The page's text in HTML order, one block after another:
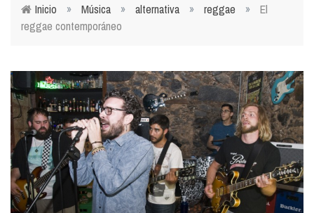
Usted está aquí
Inicio » Música » alternativa » reggae »
El
reggae contemporáneo